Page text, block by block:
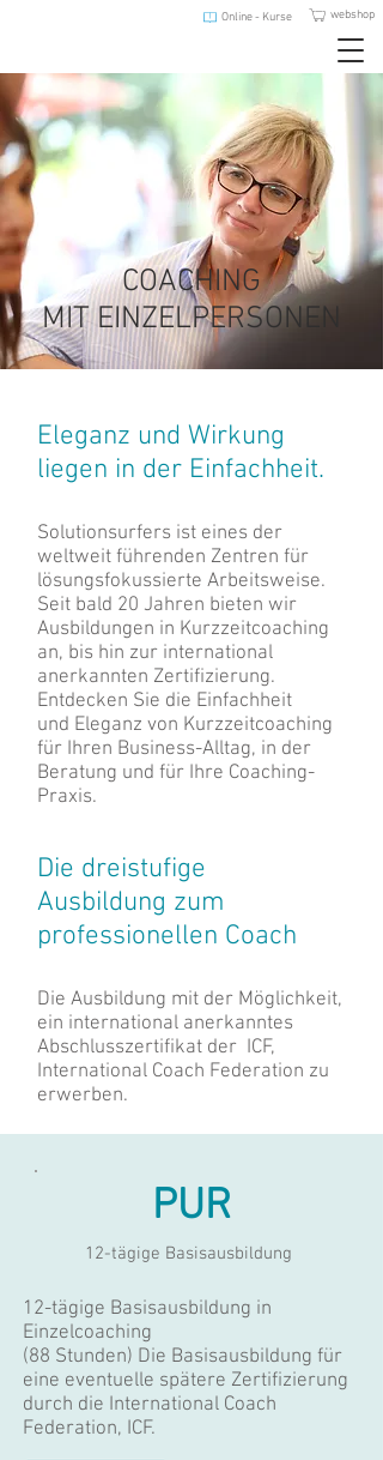
webshop
Online - Kurse
COACHING
MIT EINZELPERSONEN
Eleganz und Wirkung
liegen in der Einfachheit.
Solutionsurfers ist eines der
weltweit führenden Zentren für
lösungsfokussierte Arbeitsweise.
Seit bald 20 Jahren bieten wir
Ausbildungen in Kurzzeitcoaching
an, bis hin zur international
anerkannten Zertifizierung.
Entdecken Sie die Einfachheit
und Eleganz von Kurzzeitcoaching
für Ihren Business-Alltag, in der
Beratung und für Ihre Coaching-
Praxis.
Die dreistufige
Ausbildung zum
professionellen Coach
Die Ausbildung mit der Möglichkeit,
ein international anerkanntes
Abschlusszertifikat der ICF,
International Coach Federation zu
erwerben.
PUR
12-tägige Basisausbildung
12-tägige Basisausbildung in
Einzelcoaching
(88 Stunden) Die Basisausbildung für
eine eventuelle spätere Zertifizierung
durch die International Coach
Federation, ICF.